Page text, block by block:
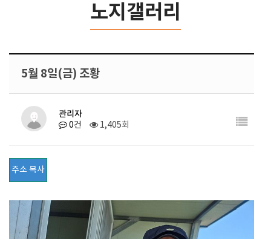
노지갤러리
5월 8일(금) 조황
관리자
0건 1,405회
주소 복사